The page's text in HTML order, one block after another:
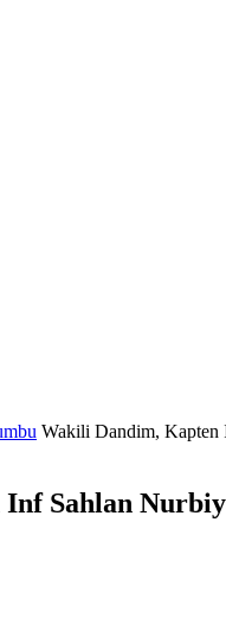
Wakili Dandim, Kapten
Sahlan